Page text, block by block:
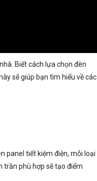
Biết cách lựa chọn đèn
sẽ giúp bạn tìm hiểu về các
panel tiết kiệm điện, mỗi loại
trần phù hợp sẽ tạo điểm